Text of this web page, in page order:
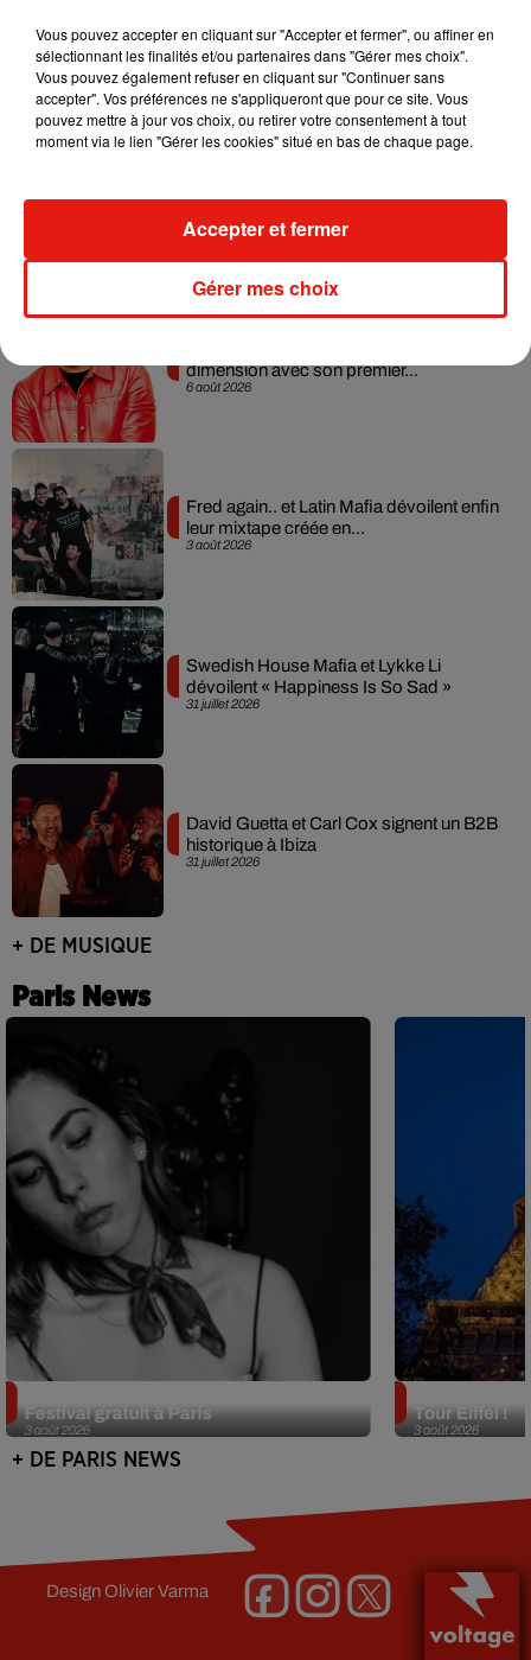
7 août 2026
RÜFÜS DU SOL annonce un nouvel
album après sa tournée mondiale
7 août 2026
6 août 2026
dimension avec son premier...
3 août 2026
Fred again.. et Latin Mafia dévoilent enfin
leur mixtape créée en...
31 juillet 2026
Swedish House Mafia et Lykke Li
dévoilent « Happiness Is So Sad »
31 juillet 2026
David Guetta et Carl Cox signent un B2B
historique à Ibiza
+ DE MUSIQUE
Paris News
3 août 2026
Festival gratuit à Paris
3 août 2026
Tour Eiffel !
+ DE PARIS NEWS
DesignOlivier Varma
Vous pouvez accepter en cliquant sur "Accepter et fermer", ou affiner en
sélectionnant les finalités et/ou partenaires dans "Gérer mes choix".
Vous pouvez également refuser en cliquant sur "Continuer sans
accepter". Vos préférences ne s'appliqueront que pour ce site. Vous
pouvez mettre à jour vos choix, ou retirer votre consentement à tout
moment via le lien "Gérer les cookies" situé en bas de chaque page.
Gérer mes choix
Accepter et fermer